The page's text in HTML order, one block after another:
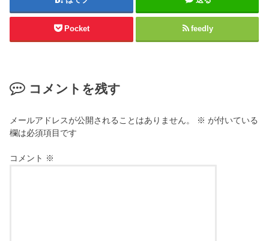
Pocket feedly
コメントを残す
メールアドレスが公開されることはありません。 ※ が付いている
欄は必須項目です
コメント ※